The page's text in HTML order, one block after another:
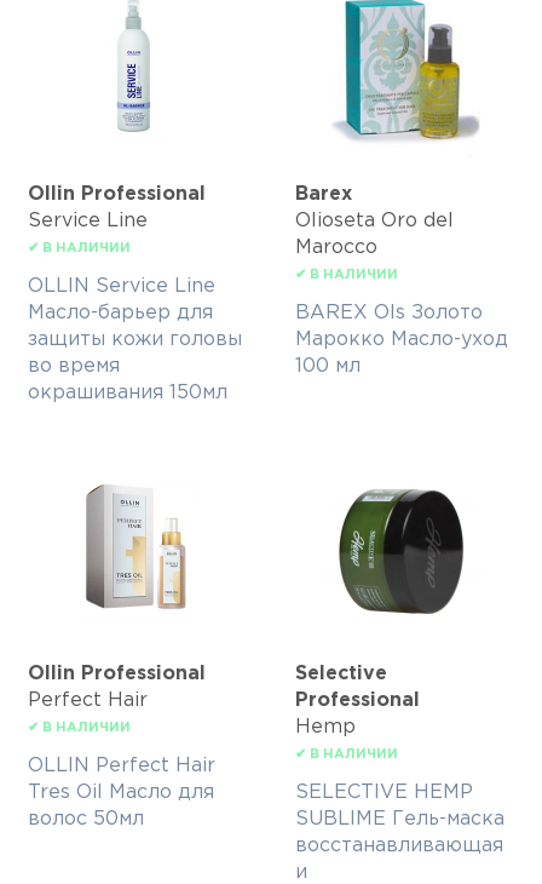
Ollin Professional
Service Line
✔ В НАЛИЧИИ
OLLIN Service Line
Масло-барьер для
защиты кожи головы
во время
окрашивания 150мл
Barex
Olioseta Oro del
Marocco
✔ В НАЛИЧИИ
BAREX Ols Золото
Марокко Масло-уход
100 мл
Ollin Professional
Perfect Hair
✔ В НАЛИЧИИ
OLLIN Perfect Hair
Tres Oil Масло для
волос 50мл
Selective
Professional
Hemp
✔ В НАЛИЧИИ
SELECTIVE HEMP
SUBLIME Гель-маска
восстанавливающая
и